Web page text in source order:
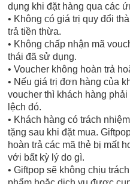
dụng khi đặt hàng qua các
• Không có giá trị quy đổi
trả tiền thừa.
• Không chấp nhận mã
thái đã sử dụng.
• Voucher không hoàn trả
• Nếu giá trị đơn hàng của
voucher thì khách hàng
lệch đó.
• Khách hàng có trách
tặng sau khi đặt mua.
hoàn trả các mã thẻ bị mất
với bất kỳ lý do gì.
• Giftpop sẽ không chịu